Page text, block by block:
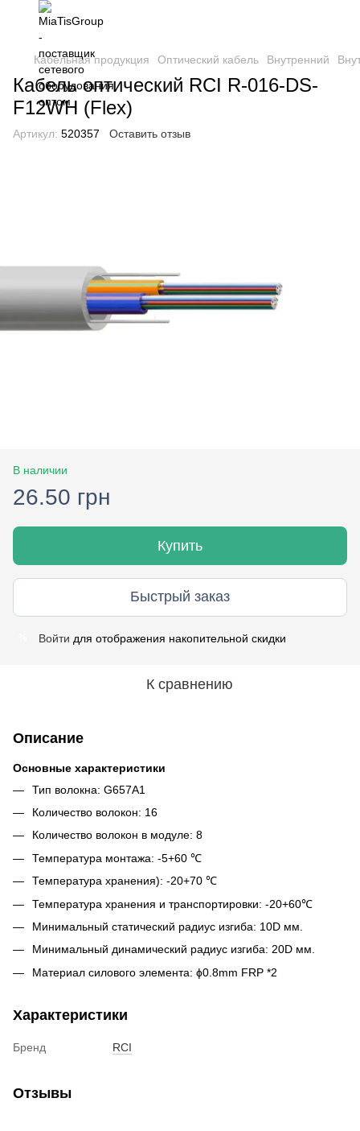
Кабельная продукция Оптический кабель Внутренний
Кабель оптический RCI R-016-DS-
F12WH (Flex)
Артикул: 520357 Оставить отзыв
В наличии
26.50 грн
Купить
Быстрый заказ
Войти для отображения накопительной скидки
К сравнению
Описание
Основные характеристики
Тип волокна: G657A1
Количество волокон: 16
Количество волокон в модуле: 8
Температура монтажа: -5+60 ℃
Температура хранения): -20+70 ℃
Температура хранения и транспортировки: -20+60℃
Минимальный статический радиус изгиба: 10D мм.
Минимальный динамический радиус изгиба: 20D мм.
Материал силового элемента: ɸ0.8mm FRP *2
Характеристики
Бренд RCI
Отзывы